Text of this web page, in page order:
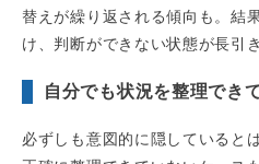
替えが繰り返される傾向も。結
け、判断ができない状態が長引
自分でも状況を整理でき
必ずしも意図的に隠していると